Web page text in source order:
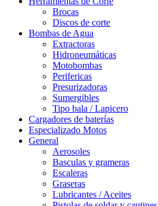
Brocas
Discos de corte
Bombas de Agua
Extractoras
Hidroneumáticas
Motobombas
Perifericas
Presurizadoras
Sumergibles
Tipo bala / Lapicero
Cargadores de baterías
Especializado Motos
General
Aerosoles
Basculas y grameras
Escaleras
Graseras
Lubricantes / Aceites